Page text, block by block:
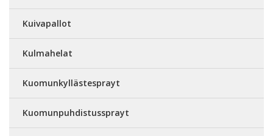
Kuivapallot
Kulmahelat
Kuomunkyllästesprayt
Kuomunpuhdistussprayt